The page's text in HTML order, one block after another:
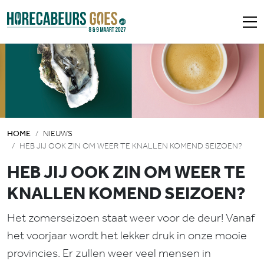
HOME
NIEUWS
HEB JIJ OOK ZIN OM WEER TE KNALLEN KOMEND SEIZOEN?
HEB JIJ OOK ZIN OM WEER TE
KNALLEN KOMEND SEIZOEN?
Het zomerseizoen staat weer voor de deur! Vanaf
het voorjaar wordt het lekker druk in onze mooie
provincies. Er zullen weer veel mensen in